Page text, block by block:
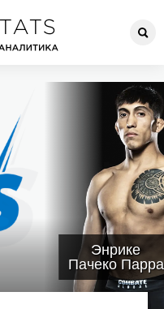
Энрике
Пачеко Парра